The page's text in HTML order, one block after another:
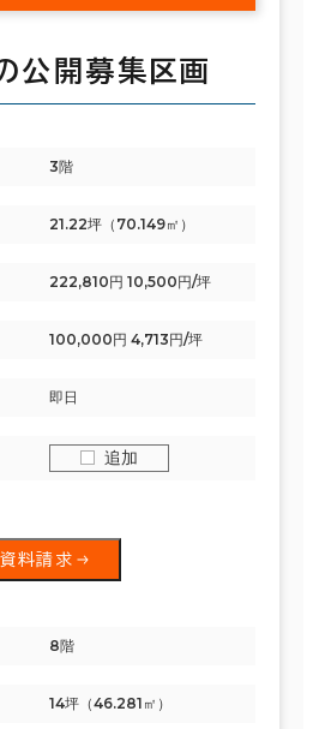
公開募集区画
3階
21.22坪（70.149㎡）
222,810円 10,500円/坪
100,000円 4,713円/坪
即日
追加
資料請求
8階
14坪（46.281㎡）